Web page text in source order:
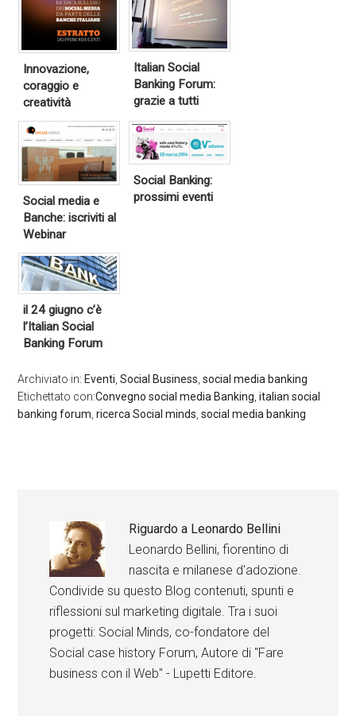
Innovazione,
coraggio e
creatività
Italian Social
Banking Forum:
grazie a tutti
Social media e
Banche: iscriviti al
Webinar
Social Banking:
prossimi eventi
il 24 giugno c’è
l’Italian Social
Banking Forum
Archiviato in: Eventi ,Social Business ,social media banking
Etichettato con:Convegno social media Banking ,italian social
banking forum ,ricerca Social minds ,social media banking
Riguardo a Leonardo Bellini
Leonardo Bellini, fiorentino di
nascita e milanese d'adozione.
Condivide su questo Blog contenuti, spunti e
riflessioni sul marketing digitale. Tra i suoi
progetti: Social Minds, co-fondatore del
Social case history Forum, Autore di "Fare
business con il Web" - Lupetti Editore.